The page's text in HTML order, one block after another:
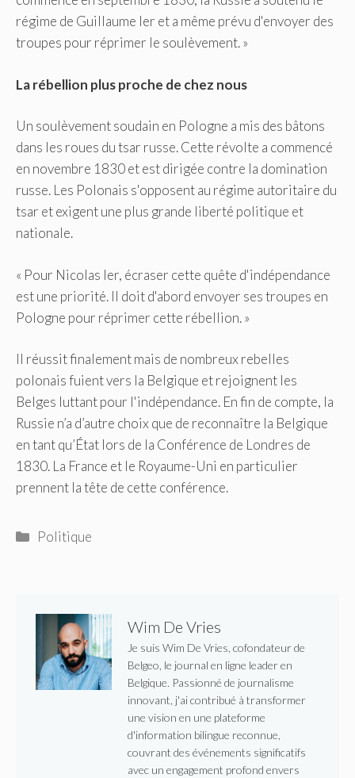
régime de Guillaume Ier et a même prévu d'envoyer des
troupes pour réprimer le soulèvement. »
La rébellion plus proche de chez nous
Un soulèvement soudain en Pologne a mis des bâtons
dans les roues du tsar russe. Cette révolte a commencé
en novembre 1830 et est dirigée contre la domination
russe. Les Polonais s'opposent au régime autoritaire du
tsar et exigent une plus grande liberté politique et
nationale.
« Pour Nicolas Ier, écraser cette quête d'indépendance
est une priorité. Il doit d'abord envoyer ses troupes en
Pologne pour réprimer cette rébellion. »
Il réussit finalement mais de nombreux rebelles
polonais fuient vers la Belgique et rejoignent les
Belges luttant pour l'indépendance. En fin de compte, la
Russie n’a d’autre choix que de reconnaître la Belgique
en tant qu’État lors de la Conférence de Londres de
1830. La France et le Royaume-Uni en particulier
prennent la tête de cette conférence.
Catégories
Politique
Wim De Vries
Je suis Wim De Vries, cofondateur de
Belgeo, le journal en ligne leader en
Belgique. Passionné de journalisme
innovant, j'ai contribué à transformer
une vision en une plateforme
d'information bilingue reconnue,
couvrant des événements significatifs
avec un engagement profond envers